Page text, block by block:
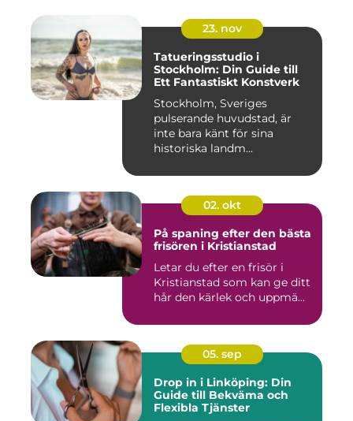
23. nov
Tatueringsstudio i
Stockholm: Din Guide till
Ett Fantastiskt Konstverk
Stockholm, Sveriges
pulserande huvudstad, är
inte bara känt för sina
historiska landm...
02. okt
På spaning efter den bästa
frisören i Kristianstad
Letar du efter en frisör i
Kristianstad som kan ge ditt
hår den kärlek och uppmä...
05. sep
Drop in i Linköping: Din
Guide till Bekväma och
Flexibla Tjänster